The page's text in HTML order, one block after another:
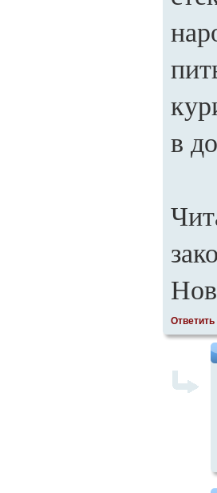
в
Ответить